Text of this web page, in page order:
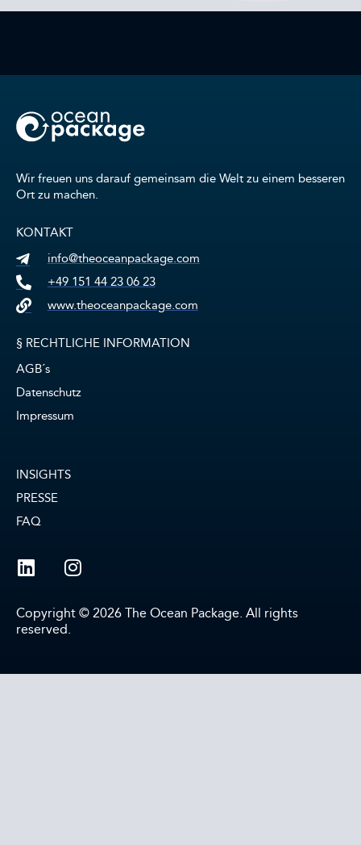
Wir freuen uns darauf gemeinsam die Welt zu einem besseren
Ort zu machen.
KONTAKT
info@theoceanpackage.com
+49 151 44 23 06 23
www.theoceanpackage.com
§ RECHTLICHE INFORMATION
AGB´s
Datenschutz
Impressum
INSIGHTS
PRESSE
FAQ
Copyright © 2026 The Ocean Package. All rights
reserved.